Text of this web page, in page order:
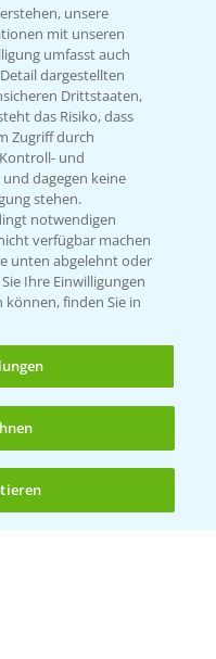
4)
uns
Datenschutzerklärung
unsere
mit unseren
umfasst auch
dargestellten
Drittstaaten,
das Risiko, dass
Zugriff durch
und
dagegen keine
stehen.
notwendigen
verfügbar machen
unten abgelehnt oder
Ihre Einwilligungen
finden Sie in